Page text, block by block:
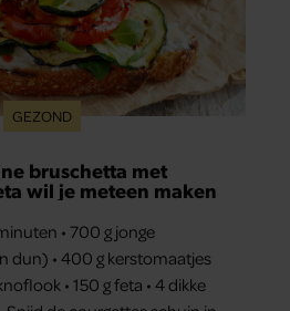
GEZOND
bruschetta met
wil je meteen maken
• 700 g jonge
dun) • 400 g kerstomaatjes
• 150 g feta • 4 dikke